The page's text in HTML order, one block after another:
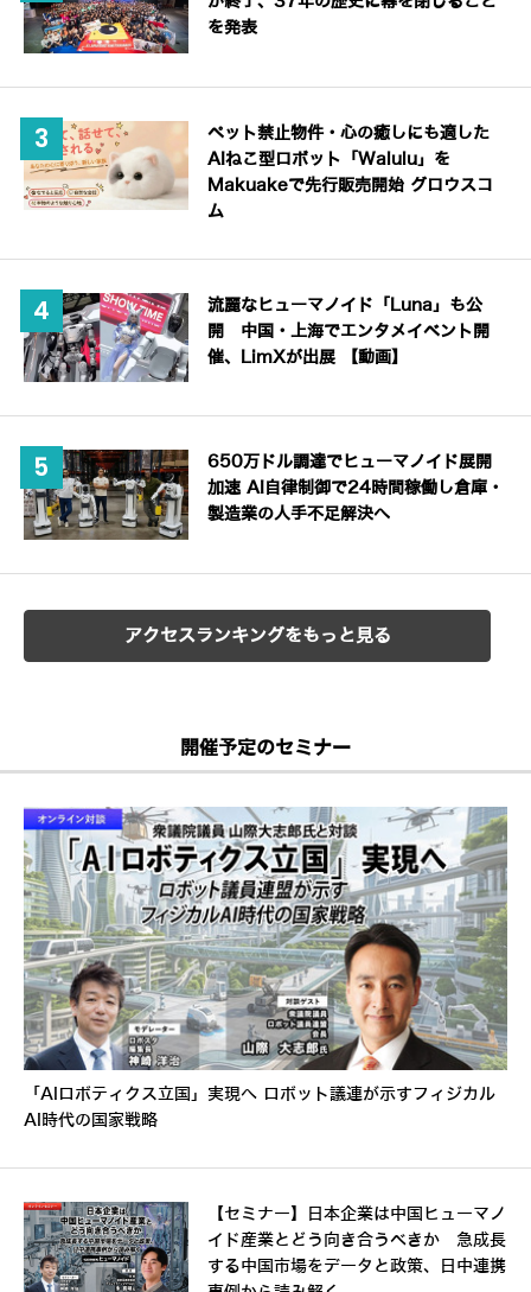
を発表
ペット禁止物件・心の癒しにも適した
AIねこ型ロボット「Walulu」を
Makuakeで先行販売開始 グロウスコ
ム
流麗なヒューマノイド「Luna」も公
開 中国・上海でエンタメイベント開
催、LimXが出展 【動画】
650万ドル調達でヒューマノイド展開
加速 AI自律制御で24時間稼働し倉庫・
製造業の人手不足解決へ
アクセスランキングをもっと見る
開催予定のセミナー
「AIロボティクス立国」実現へ ロボット議連が示すフィジカル
AI時代の国家戦略
【セミナー】日本企業は中国ヒューマノ
イド産業とどう向き合うべきか 急成長
する中国市場をデータと政策、日中連携